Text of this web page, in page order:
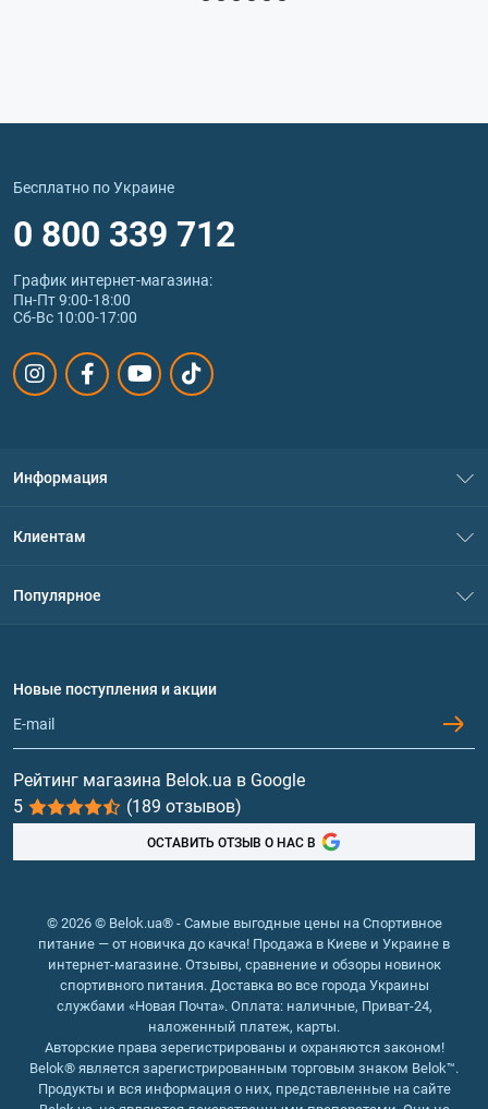
Бесплатно по Украине
0 800 339 712
График интернет‑магазина:
Пн-Пт 9:00-18:00
Сб-Вс 10:00-17:00
Информация
Политика конфиденциальности
Обмен и возврат
Клиентам
Популярное
Протеин
Гейнеры
Витамины и минералы
Рыбий жир, жирные кислоты
Новые поступления и акции
Рейтинг магазина Belok.ua в Google
5
(189 отзывов)
ОСТАВИТЬ ОТЗЫВ О НАС В
© 2026 © Belok.ua® - Самые выгодные цены на Спортивное
питание — от новичка до качка! Продажа в Киеве и Украине в
интернет-магазине. Отзывы, сравнение и обзоры новинок
спортивного питания. Доставка во все города Украины
службами «Новая Почта». Оплата: наличные, Приват-24,
наложенный платеж, карты.
Авторские права зерегистрированы и охраняются законом!
Belok® является зарегистрированным торговым знаком Belok™.
Продукты и вся информация о них, представленные на сайте